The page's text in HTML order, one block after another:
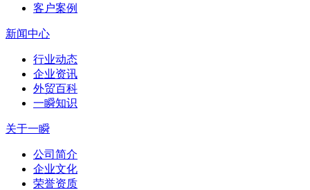
客户案例
新闻中心
行业动态
企业资讯
外贸百科
一瞬知识
关于一瞬
公司简介
企业文化
荣誉资质